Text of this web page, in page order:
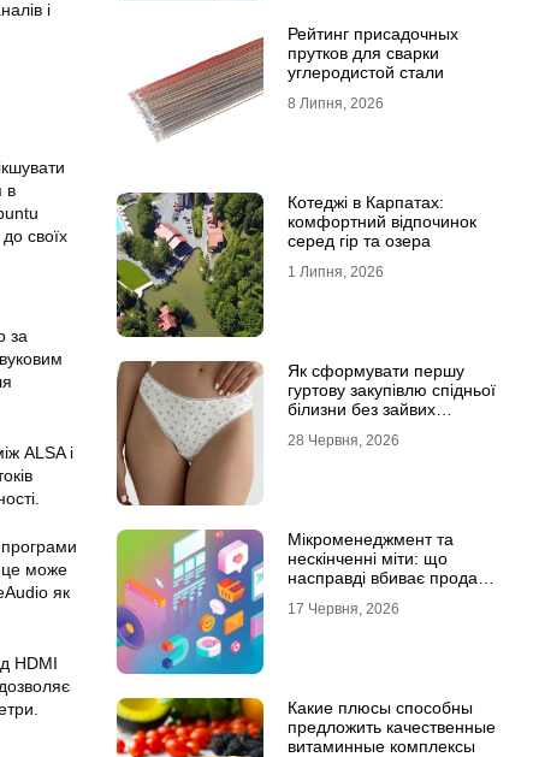
і
в
своїх
за
ALSA і
програми
це може
як
HDMI
Рейтинг присадочных
прутков для сварки
углеродистой стали
8 Липня, 2026
Котеджі в Карпатах:
комфортний відпочинок
серед гір та озера
1 Липня, 2026
Як сформувати першу
гуртову закупівлю спідньої
білизни без зайвих
28 Червня, 2026
Мікроменеджмент та
нескінченні міти: що
насправді вбиває продажі
17 Червня, 2026
Какие плюсы способны
предложить качественные
витаминные комплексы